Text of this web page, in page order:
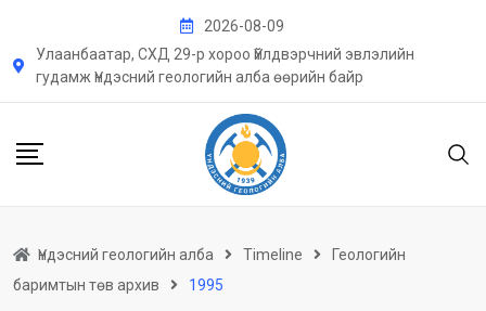
content
2026-08-09
Улаанбаатар, СХД 29-р хороо Үйлдвэрчний эвлэлийн
гудамж Үндэсний геологийн алба өөрийн байр
Үндэсний геологийн алба Timeline
Геологийн
баримтын төв архив
1995